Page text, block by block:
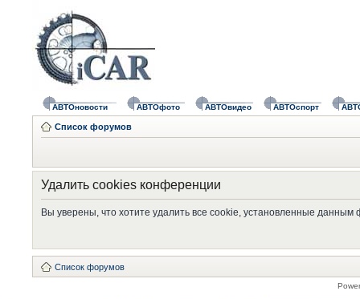
АВТОновости АВТОфото АВТОвидео АВТОспорт
Список форумов
Удалить cookies конференции
Вы уверены, что хотите удалить все cookie, установленные
Список форумов